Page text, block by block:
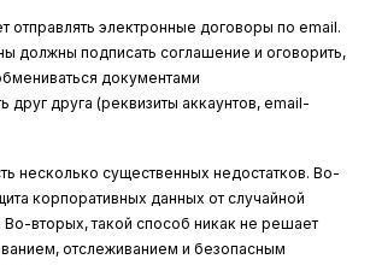
отправлять электронные договоры по email.
должны подписать соглашение и оговорить,
документами
друг друга (реквизиты аккаунтов, email-
несколько существенных недостатков. Во-
корпоративных данных от случайной
Во-вторых, такой способ никак не решает
отслеживанием и безопасным